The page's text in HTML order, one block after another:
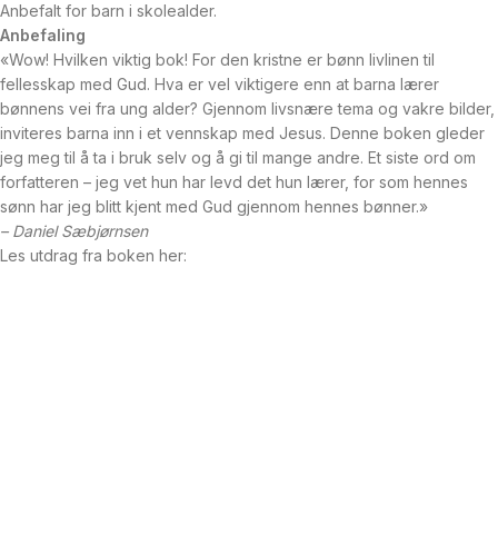
Anbefalt for barn i skolealder.
Anbefaling
«Wow! Hvilken viktig bok! For den kristne er bønn livlinen til
fellesskap med Gud. Hva er vel viktigere enn at barna lærer
bønnens vei fra ung alder? Gjennom livsnære tema og vakre bilder,
inviteres barna inn i et vennskap med Jesus. Denne boken gleder
jeg meg til å ta i bruk selv og å gi til mange andre. Et siste ord om
forfatteren – jeg vet hun har levd det hun lærer, for som hennes
sønn har jeg blitt kjent med Gud gjennom hennes bønner.»
– Daniel Sæbjørnsen
Les utdrag fra boken her: